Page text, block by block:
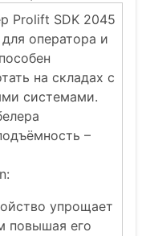
Prolift SDK 2045
оператора и
на складах с
системами.
–
упрощает
повышая его